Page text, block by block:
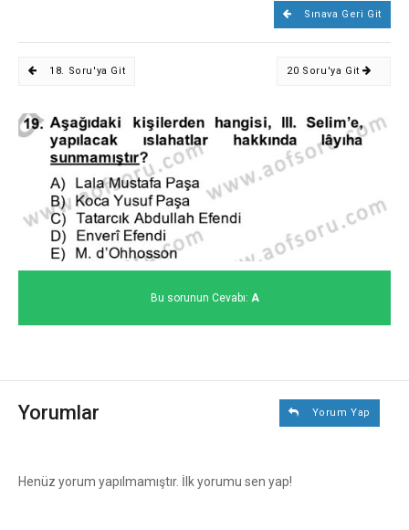
Sınava Geri Git
18. Soru'ya Git 20 Soru'ya Git
Bu sorunun Cevabı: A
Yorumlar Yorum Yap
Henüz yorum yapılmamıştır. İlk yorumu sen yap!